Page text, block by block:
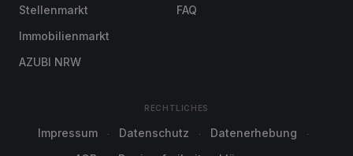
Stellenmarkt
Immobilienmarkt
AZUBI NRW
FAQ
RECHTLICHES
Impressum Datenschutz
Datenerhebung